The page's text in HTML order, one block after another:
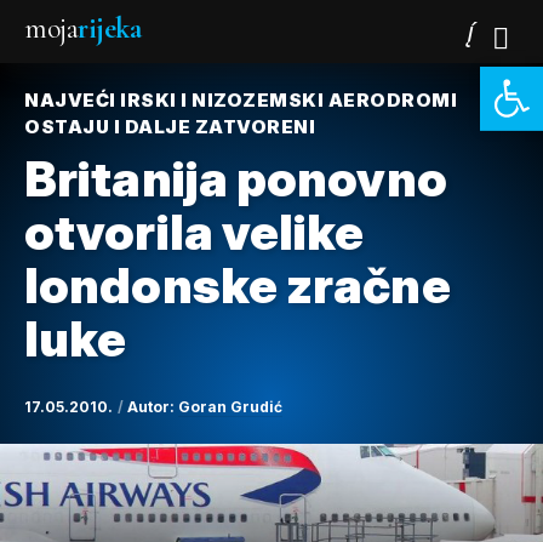
mojarijeka
NAJVEĆI IRSKI I NIZOZEMSKI AERODROMI
OSTAJU I DALJE ZATVORENI
Britanija ponovno
otvorila velike
londonske zračne
luke
17.05.2010. Autor: Goran Grudić